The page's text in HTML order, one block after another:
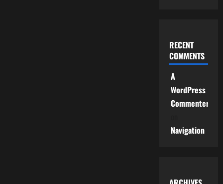
RECENT
COMMENTS
A
WordPress
Commenter
Navigation